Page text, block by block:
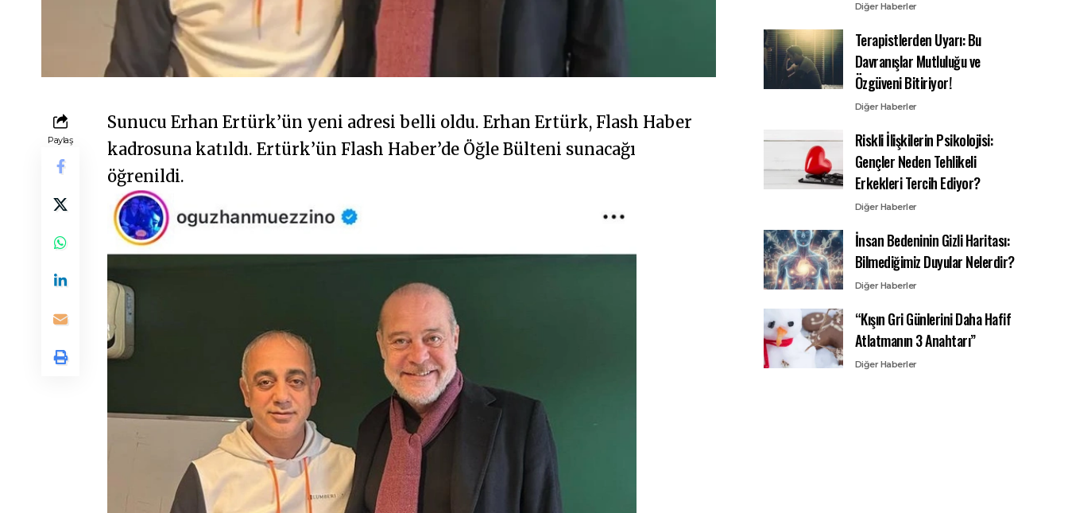
Paylaş
Sunucu Erhan Ertürk’ün yeni adresi belli oldu. Erhan Ertürk, Flash Haber
kadrosuna katıldı. Ertürk’ün Flash Haber’de Öğle Bülteni sunacağı
öğrenildi.
Diğer Haberler
Terapistlerden Uyarı: Bu
Davranışlar Mutluluğu ve
Özgüveni Bitiriyor!
Diğer Haberler
Riskli İlişkilerin Psikolojisi:
Gençler Neden Tehlikeli
Erkekleri Tercih Ediyor?
Diğer Haberler
İnsan Bedeninin Gizli Haritası:
Bilmediğimiz Duyular Nelerdir?
Diğer Haberler
“Kışın Gri Günlerini Daha Hafif
Atlatmanın 3 Anahtarı”
Diğer Haberler